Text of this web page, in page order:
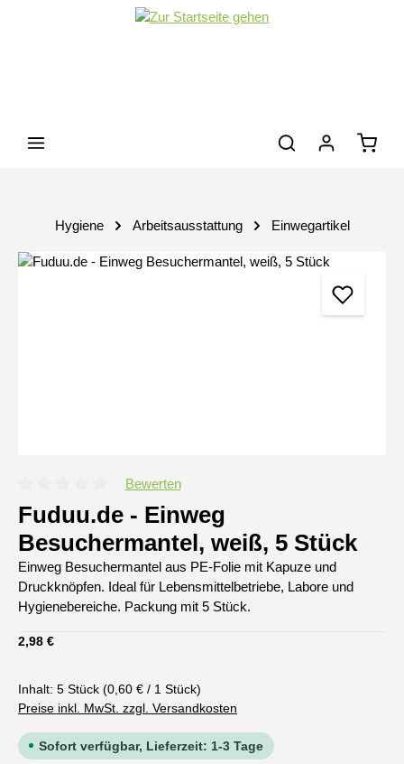
Zum Hauptinhalt springen
Hygiene Arbeitsausstattung Einwegartikel
Bildergalerie überspringen
Bewerten
Fuduu.de - Einweg
Besuchermantel, weiß, 5 Stück
Einweg Besuchermantel aus PE-Folie mit Kapuze und
Druckknöpfen. Ideal für Lebensmittelbetriebe, Labore und
Hygienebereiche. Packung mit 5 Stück.
Regulärer Preis:
2,98 €
Inhalt: 5 Stück (0,60 € / 1 Stück)
Preise inkl. MwSt. zzgl. Versandkosten
Sofort verfügbar, Lieferzeit: 1-3 Tage